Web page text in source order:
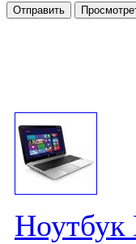
Ноутбук